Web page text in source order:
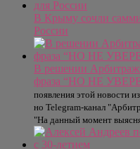
В Крыму сочли
России
В решении
фраза “НО НЕ
появления этой новости
но Telegram-канал
"На данный момент